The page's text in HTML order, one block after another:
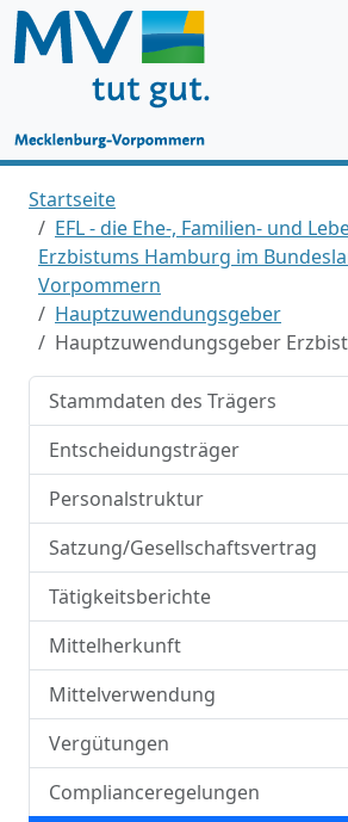
Startseite
EFL - die Ehe-, Familien- und
Erzbistums Hamburg im
Vorpommern
Hauptzuwendungsgeber
Hauptzuwendungsgeber
Stammdaten des Trägers
Entscheidungsträger
Personalstruktur
Satzung/Gesellschaftsvertrag
Tätigkeitsberichte
Mittelherkunft
Mittelverwendung
Vergütungen
Complianceregelungen